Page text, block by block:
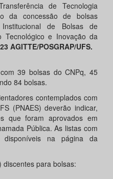
de Tecnologia
da concessão de bolsas
de Bolsas de
Tecnológico e Inovação da
AGITTE/POSGRAP/UFS.
39 bolsas do CNPq, 45
84 bolsas.
contemplados com
(PNAES) deverão indicar,
que foram aprovados em
Pública. As listas com
na página da
para bolsas: